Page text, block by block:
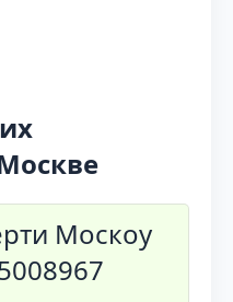
Москоу